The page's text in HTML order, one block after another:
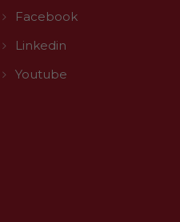
Facebook
Linkedin
Youtube